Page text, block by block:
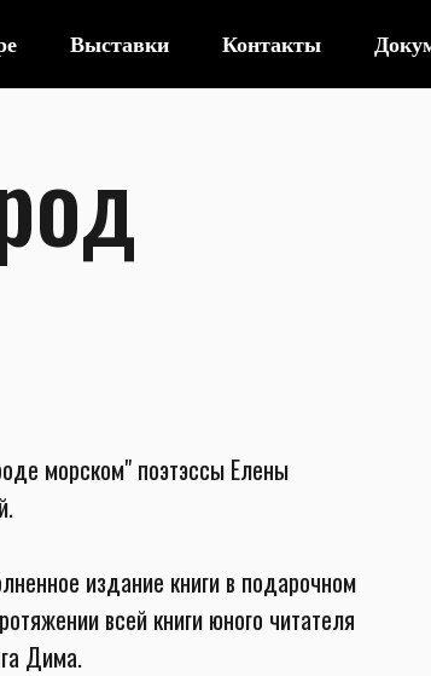
Выставки Контакты
морском" поэтэссы Елены
издание книги в подарочном
всей книги юного читателя
Дима.